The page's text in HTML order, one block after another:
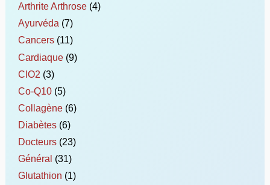
Arthrite Arthrose (4)
Ayurvéda (7)
Cancers (11)
Cardiaque (9)
ClO2 (3)
Co-Q10 (5)
Collagène (6)
Diabètes (6)
Docteurs (23)
Général (31)
Glutathion (1)